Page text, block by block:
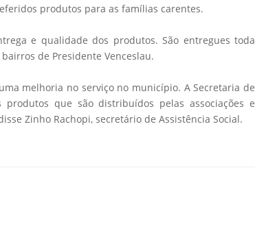
produtos para as famílias carentes.
e qualidade dos produtos. São entregues toda
de Presidente Venceslau.
melhoria no serviço no município. A Secretaria de
que são distribuídos pelas associações e
Zinho Rachopi, secretário de Assistência Social.